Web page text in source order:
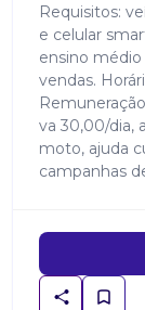
Requisitos:
e celular
ensino
vendas.
va 30,00/dia,
moto, ajuda
campanhas